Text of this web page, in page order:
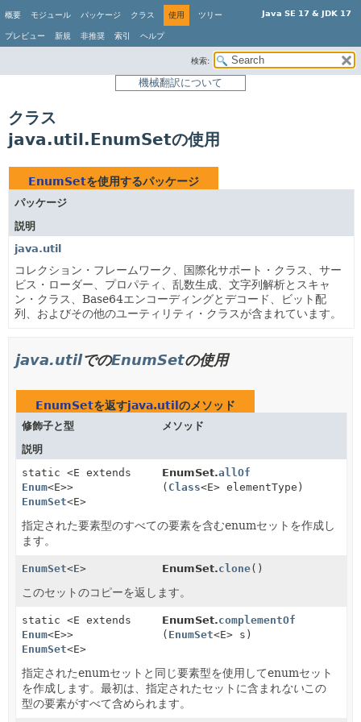
Java SE 17 & JDK 17
概要 モジュール パッケージ クラス 使用 ツリー
プレビュー 新規 非推奨 索引 ヘルプ
検索:
機械翻訳について
クラス
java.util.EnumSetの使用
EnumSetを使用するパッケージ
パッケージ
説明
java.util
コレクション・フレームワーク、国際化サポート・クラス、サー
ビス・ローダー、プロパティ、乱数生成、文字列解析とスキャ
ン・クラス、Base64エンコーディングとデコード、ビット配
列、およびその他のユーティリティ・クラスが含まれています。
java.utilでのEnumSetの使用
EnumSetを返すjava.util のメソッド
修飾子と型
メソッド
説明
static <E extends
Enum<E>>
EnumSet<E>
EnumSet.allOf
( Class<E> elementType)
指定された要素型のすべての要素を含むenumセットを作成し
ます。
EnumSet<E> EnumSet.clone()
このセットのコピーを返します。
static <E extends
Enum<E>>
EnumSet<E>
EnumSet.complementOf
( EnumSet<E> s)
指定されたenumセットと同じ要素型を使用してenumセット
を作成します。最初は、指定されたセットに含まれないこの
型の要素がすべて含められます。